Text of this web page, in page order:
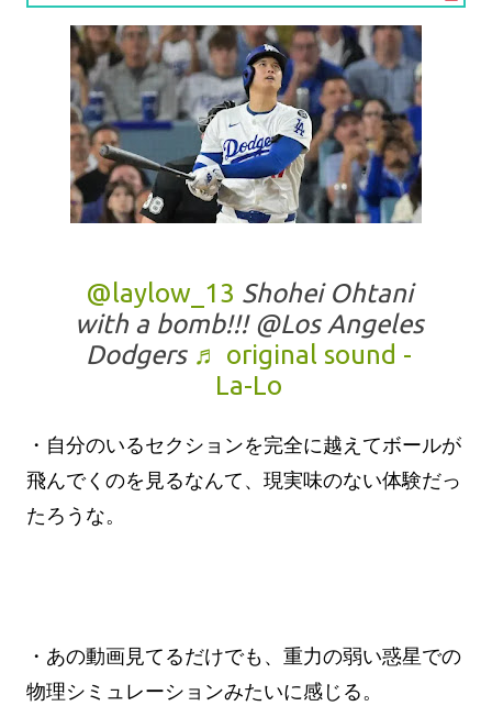
@laylow_13 Shohei Ohtani
with a bomb!!! @Los Angeles
Dodgers ♬ original sound -
La-Lo
・自分のいるセクションを完全に越えてボールが
飛んでくのを見るなんて、現実味のない体験だっ
たろうな。
・あの動画見てるだけでも、重力の弱い惑星での
物理シミュレーションみたいに感じる。